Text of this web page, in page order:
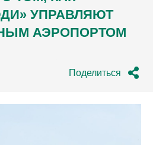
УПРАВЛЯЮТ
АЭРОПОРТОМ
Поделиться